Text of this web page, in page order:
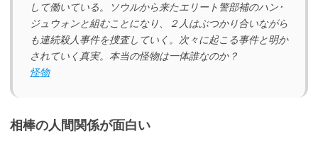
して働いている。ソウルから来たエリート警部補のハン･
ジュウォンと組むことになり、２人はぶつかり合いながら
も連続殺人事件を捜査していく。次々に起こる事件と明か
されていく真実。本当の怪物は一体誰なのか？
怪物
相棒の人間関係が面白い